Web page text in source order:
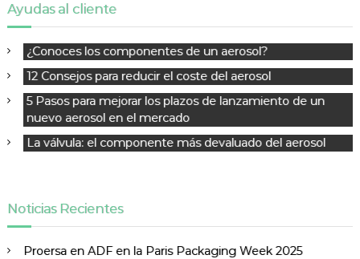
c
ó
n
a
d
a
Ayudas al cliente
¿Conoces los componentes de un aerosol?
12 Consejos para reducir el coste del aerosol
5 Pasos para mejorar los plazos de lanzamiento de un
nuevo aerosol en el mercado
La válvula: el componente más devaluado del aerosol
Noticias Recientes
Proersa en ADF en la Paris Packaging Week 2025